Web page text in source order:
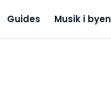
Guides Musik i byen